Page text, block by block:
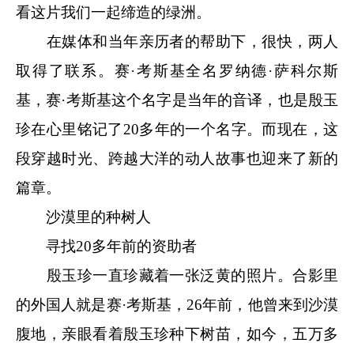
看这片我们一起缔造的绿洲。
在媒体和当年亲历者的帮助下，很快，两人
取得了联系。赛·考斯基全名罗纳德·萨科尔斯
基，赛·考斯基这个名字是当年的音译，也是殷玉
珍在心里铭记了20多年的一个名字。而现在，这
段穿越时光、跨越大洋的动人故事也迎来了新的
篇章。
沙漠里的种树人
寻找20多年前的资助者
殷玉珍一直珍藏着一张泛黄的照片。合影里
的外国人就是赛·考斯基，26年前，他曾来到沙漠
腹地，亲眼看着殷玉珍种下树苗，如今，五万多